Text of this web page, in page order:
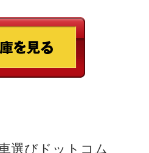
選びドットコム